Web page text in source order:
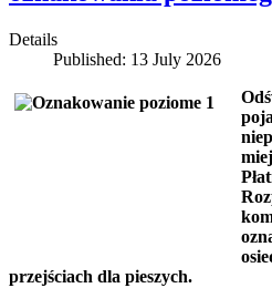
Details
Published: 13 July 2026
przejściach dla pieszych.